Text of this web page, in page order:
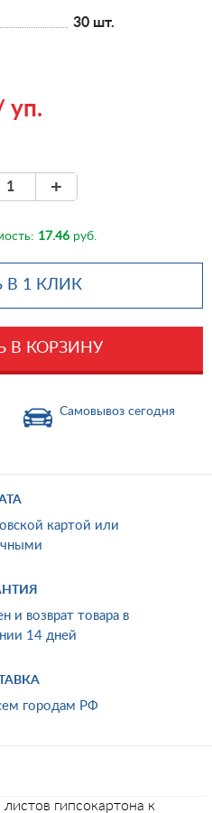
30 шт.
уп.
+
17.46руб.
В 1 КЛИК
В КОРЗИНУ
Самовывоз сегодня
картой или
и возврат товара в
14 дней
городам РФ
гипсокартона к